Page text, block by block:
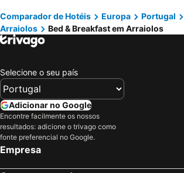
Comparador de Hotéis Europa Portugal
Arraiolos
Bed & Breakfast em Arraiolos
Selecione o seu país
Adicionar no Google
Encontre facilmente os nossos
resultados: adicione o trivago como
fonte preferencial no Google.
Empresa